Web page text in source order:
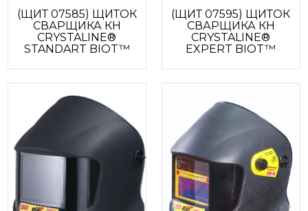
(ЩИТ 07585) ЩИТОК
СВАРЩИКА КН
CRYSTALINE®
STANDART BIOT™
(ЩИТ 07595) ЩИТОК
СВАРЩИКА КН
CRYSTALINE®
EXPERT BIOT™